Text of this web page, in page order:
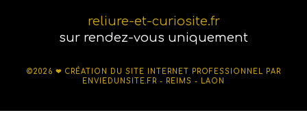
reliure-et-curiosite.fr
sur rendez-vous uniquement
©2026 ❤ CRÉATION DU SITE INTERNET PROFESSIONNEL PAR
ENVIEDUNSITE.FR - REIMS - LAON